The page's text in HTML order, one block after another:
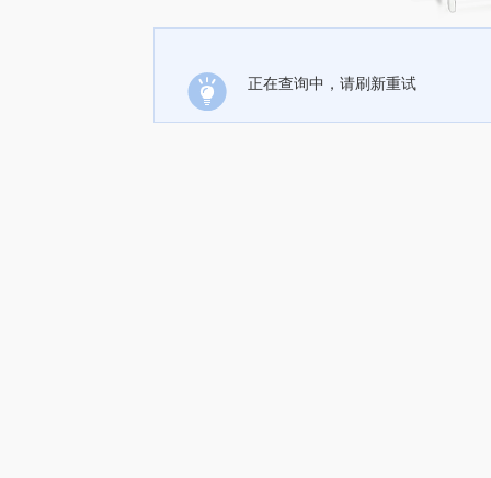
正在查询中，请刷新重试